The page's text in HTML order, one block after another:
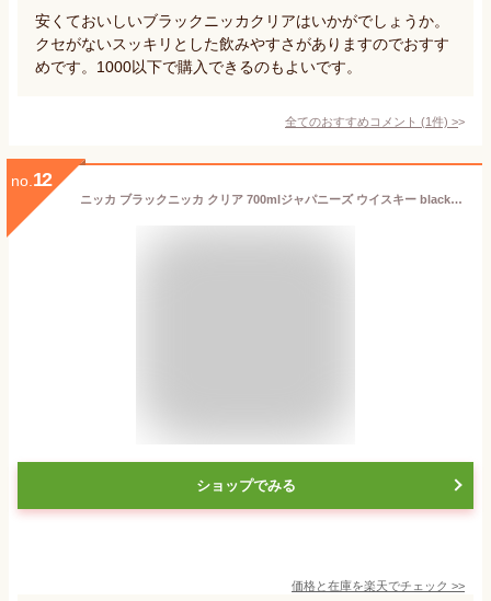
安くておいしいブラックニッカクリアはいかがでしょうか。
クセがないスッキリとした飲みやすさがありますのでおすす
めです。1000以下で購入できるのもよいです。
全てのおすすめコメント (1件) >
no. 12
ニッカ ブラックニッカ クリア 700mlジャパニーズ ウイスキー black nikka clear japanese whisky[長S]
ショップでみる
価格と在庫を楽天でチェック >>